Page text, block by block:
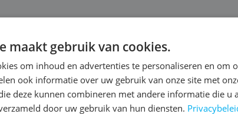
met hetzelfde probleem zit.
maakt gebruik van cookies.
om inhoud en advertenties te personaliseren en om
ook informatie over uw gebruik van onze site met
deze kunnen combineren met andere informatie die u
door uw gebruik van hun diensten.